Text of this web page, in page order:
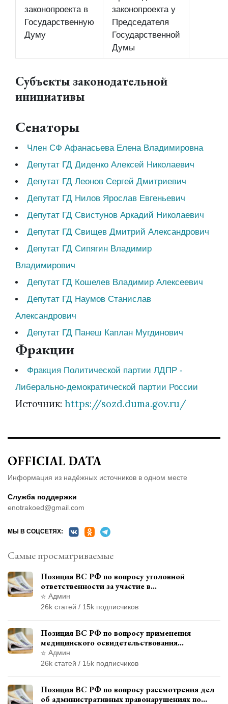
законопроекта в
Государственную
Думу
законопроекта у
Председателя
Государственной
Думы
Субъекты законодательной
инициативы
Сенаторы
Член СФ Афанасьева Елена Владимировна
Депутат ГД Диденко Алексей Николаевич
Депутат ГД Леонов Сергей Дмитриевич
Депутат ГД Нилов Ярослав Евгеньевич
Депутат ГД Свистунов Аркадий Николаевич
Депутат ГД Свищев Дмитрий Александрович
Депутат ГД Сипягин Владимир
Владимирович
Депутат ГД Кошелев Владимир Алексеевич
Депутат ГД Наумов Станислав
Александрович
Депутат ГД Панеш Каплан Мугдинович
Фракции
Фракция Политической партии ЛДПР -
Либерально-демократической партии России
Источник: https://sozd.duma.gov.ru/
OFFICIAL DATA
Информация из надёжных источников в одном месте
Служба поддержки
enotrakoed@gmail.com
МЫ В СОЦСЕТЯХ:
Самые просматриваемые
Позиция ВС РФ по вопросу уголовной
ответственности за участие в
террористической организации до
официального признания
Админ
26k статей / 15k подписчиков
Позиция ВС РФ по вопросу применения
медицинского освидетельствования
военнослужащих при увольнении с военной
службы
Админ
26k статей / 15k подписчиков
Позиция ВС РФ по вопросу рассмотрения дел
об административных правонарушениях по